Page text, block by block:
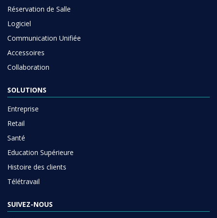
Réservation de Salle
Logiciel
Communication Unifiée
Accessoires
Collaboration
SOLUTIONS
Entreprise
Retail
Santé
Education Supérieure
Histoire des clients
Télétravail
SUIVEZ-NOUS